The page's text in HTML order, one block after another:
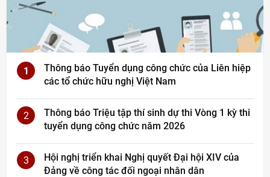
1
Thông báo Tuyển dụng công chức của Liên hiệp
các tổ chức hữu nghị Việt Nam
2
Thông báo Triệu tập thí sinh dự thi Vòng 1 kỳ thi
tuyển dụng công chức năm 2026
3
Hội nghị triển khai Nghị quyết Đại hội XIV của
Đảng về công tác đối ngoại nhân dân